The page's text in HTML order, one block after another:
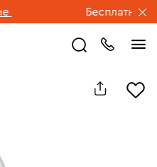
Бесплатная